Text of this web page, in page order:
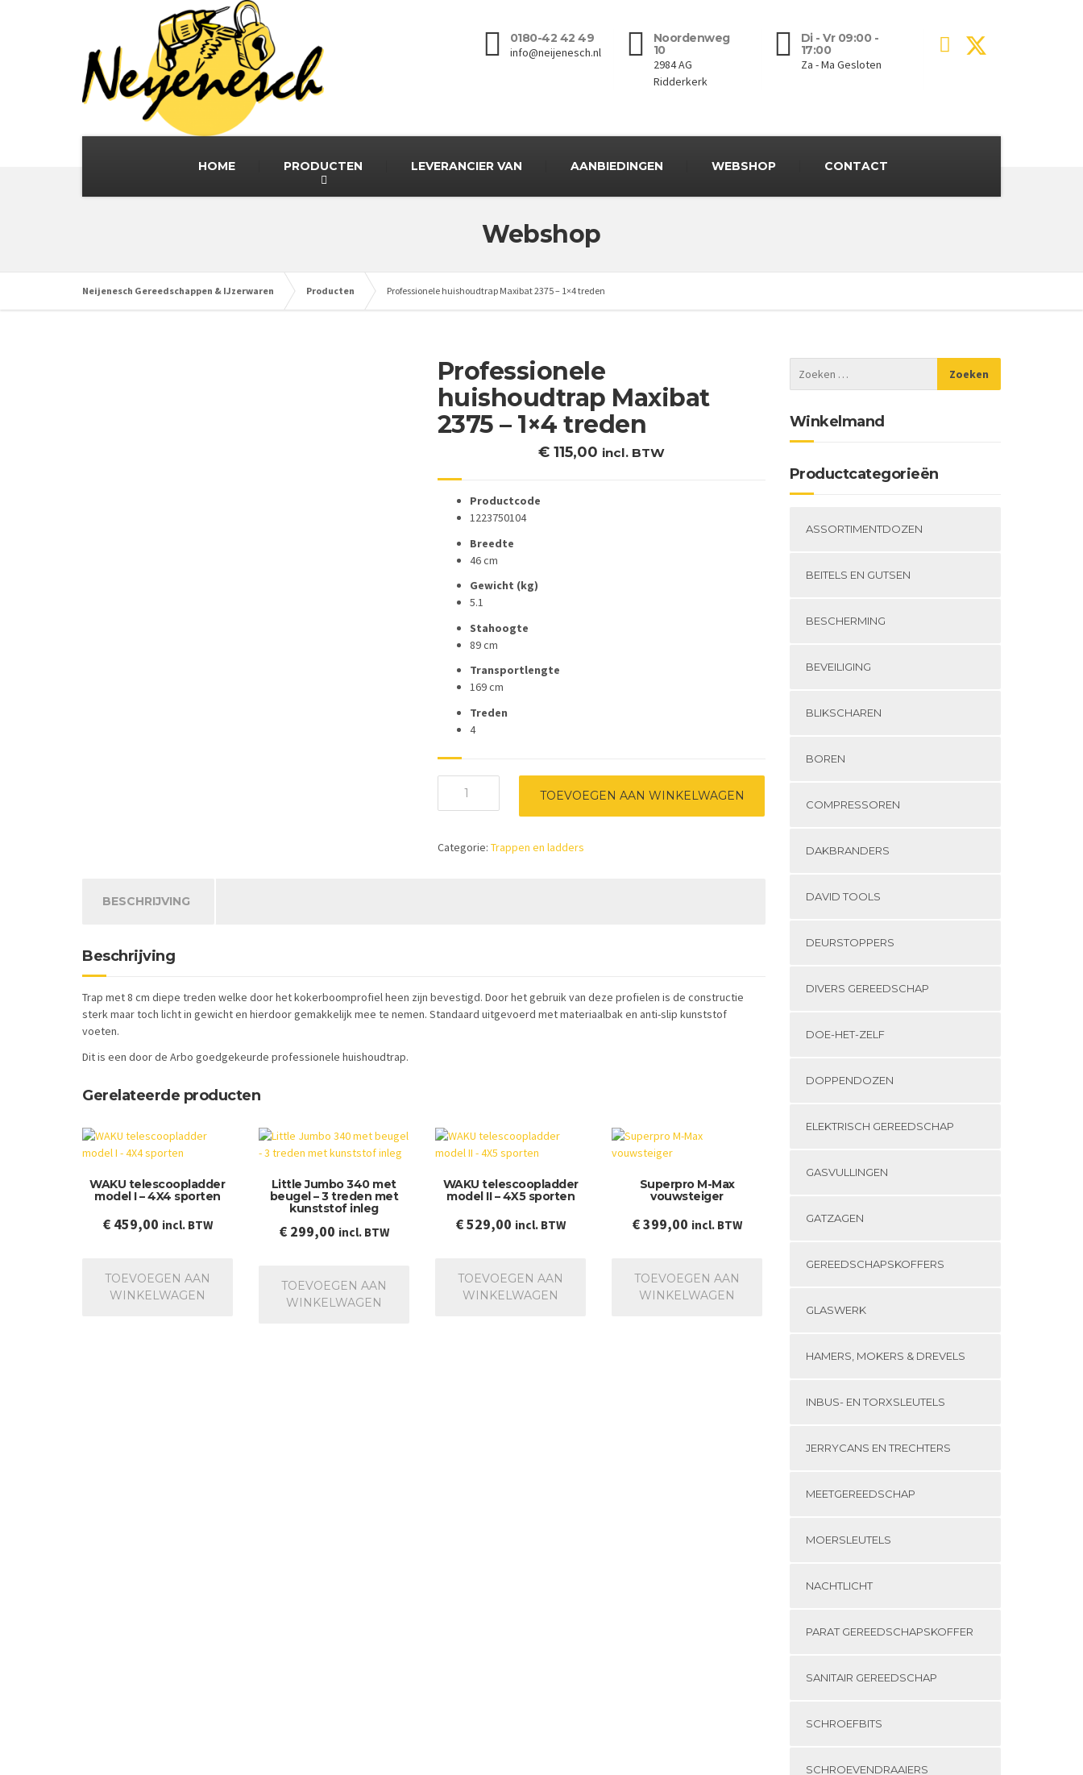
0180-42 42 49
info@neijenesch.nl
Noordenweg
10
2984 AG
Ridderkerk
Di - Vr 09:00 -
17:00
Za - Ma Gesloten
HOME PRODUCTEN LEVERANCIER VAN AANBIEDINGEN WEBSHOP CONTACT
Webshop
Neijenesch Gereedschappen & IJzerwaren Producten Professionele huishoudtrap Maxibat 2375 – 1×4 treden
Professionele
huishoudtrap Maxibat
2375 – 1×4 treden
€115,00 incl. BTW
Productcode
1223750104
Breedte
46 cm
Gewicht (kg)
5.1
Stahoogte
89 cm
Transportlengte
169 cm
Treden
4
huishoudtrap
-
TOEVOEGEN AAN WINKELWAGEN
Categorie: Trappen en ladders
BESCHRIJVING
Beschrijving
Trap met 8 cm diepe treden welke door het kokerboomprofiel heen zijn bevestigd. Door het gebruik van deze profielen is de constructie
sterk maar toch licht in gewicht en hierdoor gemakkelijk mee te nemen. Standaard uitgevoerd met materiaalbak en anti-slip kunststof
voeten.
Dit is een door de Arbo goedgekeurde professionele huishoudtrap.
Gerelateerde producten
WAKU telescoopladder
model I – 4X4 sporten
€459,00 incl. BTW
TOEVOEGEN AAN
WINKELWAGEN
Little Jumbo 340 met
beugel – 3 treden met
kunststof inleg
€299,00 incl. BTW
TOEVOEGEN AAN
WINKELWAGEN
WAKU telescoopladder
model II – 4X5 sporten
€529,00 incl. BTW
TOEVOEGEN AAN
WINKELWAGEN
Superpro M-Max
vouwsteiger
€399,00 incl. BTW
TOEVOEGEN AAN
WINKELWAGEN
Winkelmand
Productcategorieën
ASSORTIMENTDOZEN
BEITELS EN GUTSEN
BESCHERMING
BEVEILIGING
BLIKSCHAREN
BOREN
COMPRESSOREN
DAKBRANDERS
DAVID TOOLS
DEURSTOPPERS
DIVERS GEREEDSCHAP
DOE-HET-ZELF
DOPPENDOZEN
ELEKTRISCH GEREEDSCHAP
GASVULLINGEN
GATZAGEN
GEREEDSCHAPSKOFFERS
GLASWERK
HAMERS, MOKERS & DREVELS
INBUS- EN TORXSLEUTELS
JERRYCANS EN TRECHTERS
MEETGEREEDSCHAP
MOERSLEUTELS
NACHTLICHT
PARAT GEREEDSCHAPSKOFFER
SANITAIR GEREEDSCHAP
SCHROEFBITS
SCHROEVENDRAAIERS